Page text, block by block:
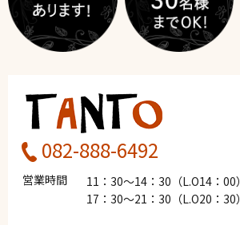
082-888-6492
営業時間
11：30～14：30（L.O14：00）
17：30～21：30（L.O20：30）